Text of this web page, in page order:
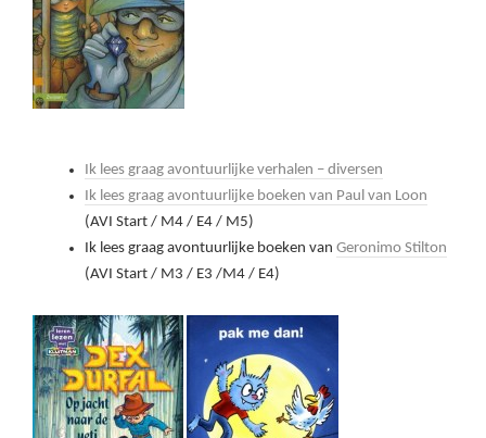
Ik lees graag avontuurlijke verhalen – diversen
Ik lees graag avontuurlijke boeken van Paul van Loon
(AVI Start / M4 / E4 / M5)
Ik lees graag avontuurlijke boeken van Geronimo Stilton
(AVI Start / M3 / E3 /M4 / E4)